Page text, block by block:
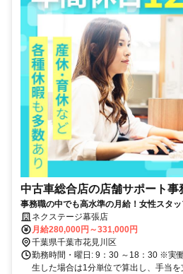
中古車総合店の店舗サポート事
事務職の中でも高水準の月給！女性スタ
上場ならではの充実した福利厚生も魅力◎
ネクステージ幕張店
月給280,000円～331,000円
千葉県千葉市花見川区
勤務時間・曜日: 9：30 ～18：30 ※実
生した場合は1分単位で算出し、手当を